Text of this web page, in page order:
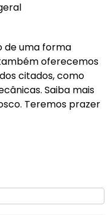
de uma forma
oferecemos
citados, como
Saiba mais
Teremos prazer